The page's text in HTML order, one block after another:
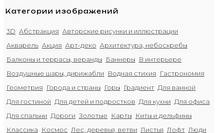
Категории изображений
3D Абстракция Авторские рисунки и иллюстрации
Акварель Акция Арт-деко Архитектура, небоскребы
Балконы и террасы, веранды
Баннеры
В интерьере
Воздушные шары, дирижабли
Водная стихия
Гастрономия
Геометрия
Города и страны Горы Градиент Для ванной
Для гостиной Для детей и подростков Для кухни Для офиса
Для спальни Дороги Золотые Карты
Киты и дельфины
Классика
Космос Лес, деревья, ветви Листья Лофт Люди